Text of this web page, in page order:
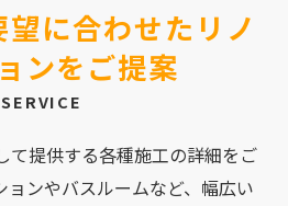
に合わせたリノ
ンをご提案
SERVICE
て提供する各種施工の詳細をご
ョンやバスルームなど、幅広い